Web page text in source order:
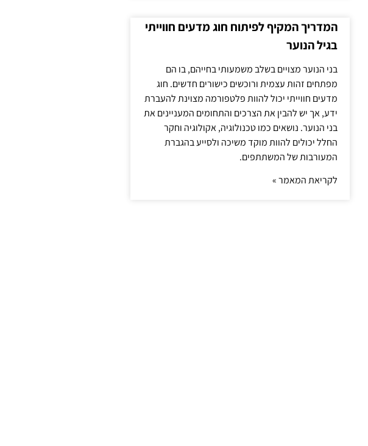
המדריך המקיף לפיתוח חוג מדעים חווייתי
בגיל הנוער
בני הנוער מצויים בשלב משמעותי בחייהם, בו הם
מפתחים זהות עצמית ורוכשים כישורים חדשים. חוג
מדעים חווייתי יכול להוות פלטפורמה מצוינת להעברת
ידע, אך יש להבין את הצרכים והתחומים המעניינים את
בני הנוער. נושאים כמו טכנולוגיה, אקולוגיה וחקר
החלל יכולים להוות מוקד משיכה ולסייע בהגברת
המעורבות של המשתתפים.
לקריאת המאמר »